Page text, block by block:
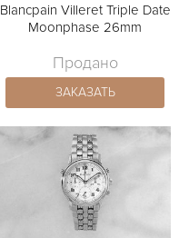
Blancpain Villeret Triple Date
Moonphase 26mm
Продано
ЗАКАЗАТЬ